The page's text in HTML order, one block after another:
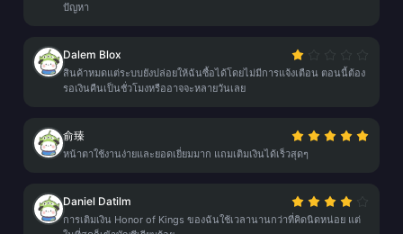
ปัญหา
Dalem Blox
สินค้าหมดแต่ระบบยังปล่อยให้ฉันซื้อได้โดยไม่มีการแจ้งเตือน ตอนนี้ต้อง
รอเงินคืนเป็นชั่วโมงหรืออาจจะหลายวันเลย
俞臻
หน้าตาใช้งานง่ายและยอดเยี่ยมมาก แถมเติมเงินได้เร็วสุดๆ
Daniel Datilm
การเติมเงิน Honor of Kings ของฉันใช้เวลานานกว่าที่คิดนิดหน่อย แต่